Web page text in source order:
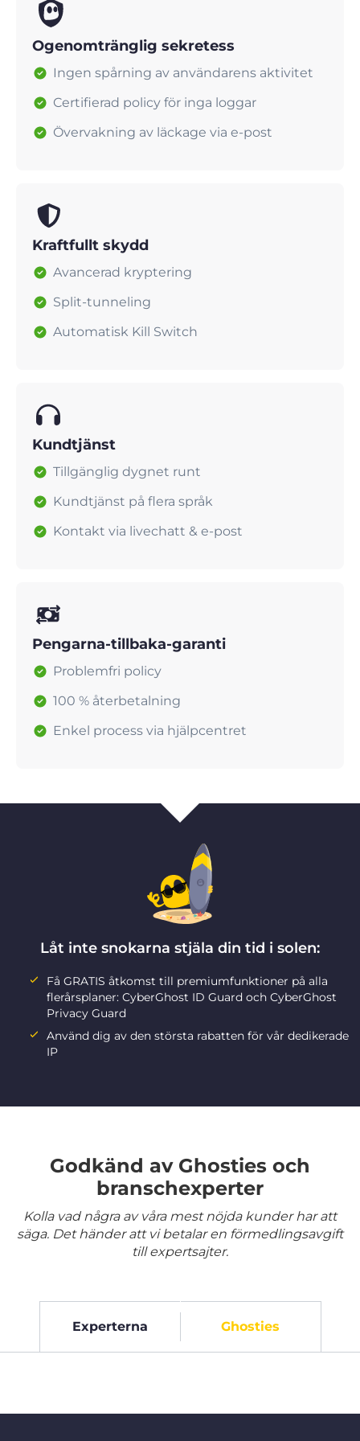
Ogenomtränglig sekretess
Ingen spårning av användarens aktivitet
Certifierad policy för inga loggar
Övervakning av läckage via e-post
Kraftfullt skydd
Avancerad kryptering
Split-tunneling
Automatisk Kill Switch
Kundtjänst
Tillgänglig dygnet runt
Kundtjänst på flera språk
Kontakt via livechatt & e-post
Pengarna-tillbaka-garanti
Problemfri policy
100 % återbetalning
Enkel process via hjälpcentret
Låt inte snokarna stjäla din tid i solen:
Få GRATIS åtkomst till premiumfunktioner på alla
flerårsplaner: CyberGhost ID Guard och CyberGhost
Privacy Guard
Använd dig av den största rabatten för vår dedikerade
IP
Godkänd av Ghosties och
branschexperter
Kolla vad några av våra mest nöjda kunder har att
säga. Det händer att vi betalar en förmedlingsavgift
till expertsajter.
Experterna Ghosties